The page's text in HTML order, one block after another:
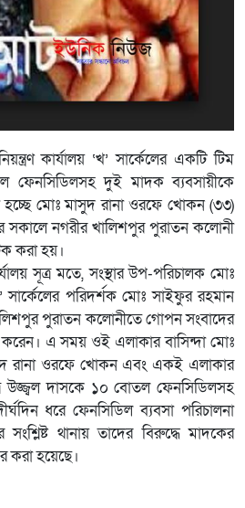
কার্যালয় ‘খ’ সার্কেলের একটি টিম
ফেনসিডিলসহ দুই মাদক ব্যবসায়ীকে
মোঃ মাসুদ রানা ওরফে খোকন (৩৩)
সকালে নগরীর খালিশপুর পুরাতন কলোনী
করা হয়।
সূত্র মতে, সংস্থার উপ-পরিচালক মোঃ
সার্কেলের পরিদর্শক মোঃ সাইফুর রহমান
পুরাতন কলোনীতে গোপন সংবাদের
করেন। এ সময় ওই এলাকার বাসিন্দা মোঃ
রানা ওরফে খোকন এবং একই এলাকার
উজ্জ্বল দাসকে ১০ বোতল ফেনসিডিলসহ
ধরে ফেনসিডিল ব্যবসা পরিচালনা
থানায় তাদের বিরুদ্ধে মাদকের
করা হয়েছে।